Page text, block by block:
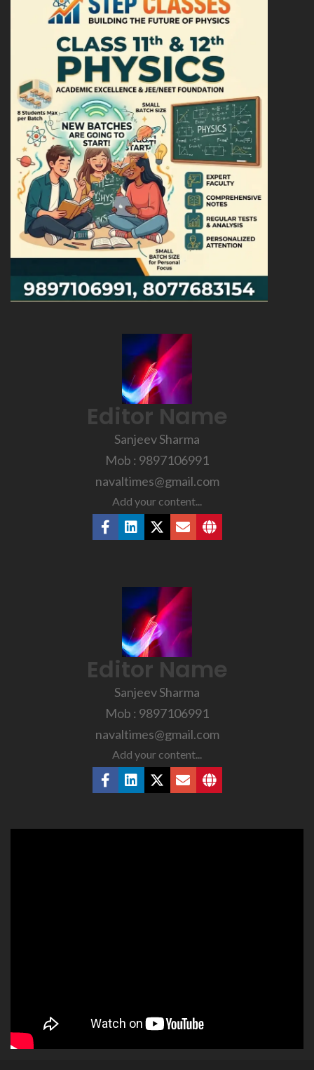
Editor Name
Sanjeev Sharma
Mob : 9897106991
navaltimes@gmail.com
Add your content...
Editor Name
Sanjeev Sharma
Mob : 9897106991
navaltimes@gmail.com
Add your content...